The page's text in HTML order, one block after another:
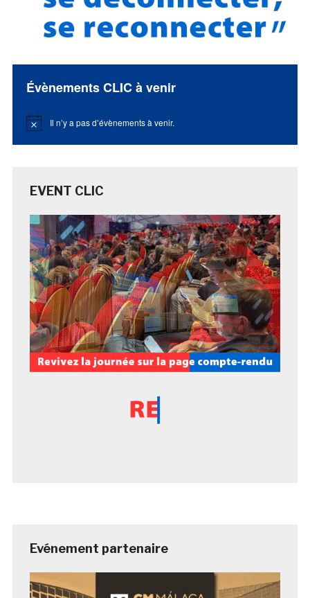
Évènements CLIC à venir
Notice Il n’y a pas d’évènements à venir.
EVENT CLIC
Evénement partenaire